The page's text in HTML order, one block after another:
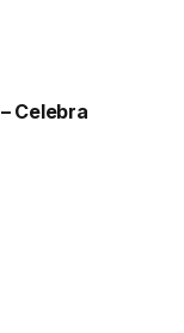
Celebra